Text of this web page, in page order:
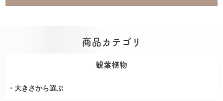
商品カテゴリ
観葉植物
大きさから選ぶ